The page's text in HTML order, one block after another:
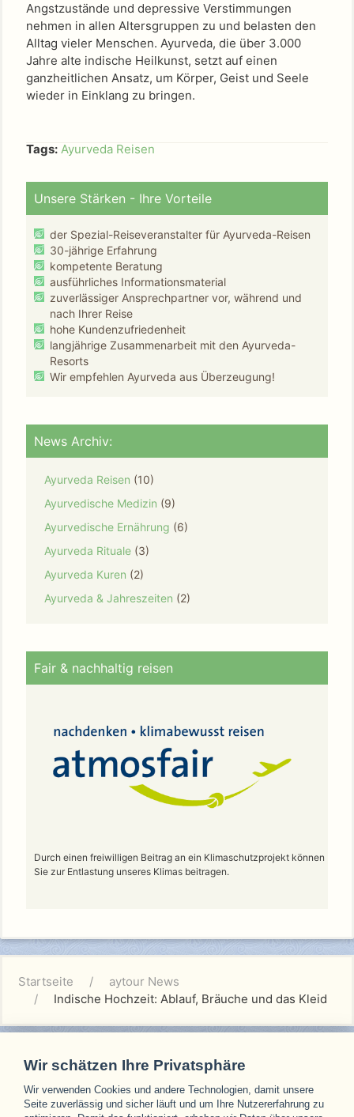
Angstzustände und depressive Verstimmungen
nehmen in allen Altersgruppen zu und belasten den
Alltag vieler Menschen. Ayurveda, die über 3.000
Jahre alte indische Heilkunst, setzt auf einen
ganzheitlichen Ansatz, um Körper, Geist und Seele
wieder in Einklang zu bringen.
Tags: Ayurveda Reisen
Unsere Stärken - Ihre Vorteile
der Spezial-Reiseveranstalter für Ayurveda-Reisen
30-jährige Erfahrung
kompetente Beratung
ausführliches Informationsmaterial
zuverlässiger Ansprechpartner vor, während und
nach Ihrer Reise
hohe Kundenzufriedenheit
langjährige Zusammenarbeit mit den Ayurveda-
Resorts
Wir empfehlen Ayurveda aus Überzeugung!
News Archiv:
Ayurveda Reisen (10)
Ayurvedische Medizin (9)
Ayurvedische Ernährung (6)
Ayurveda Rituale (3)
Ayurveda Kuren (2)
Ayurveda & Jahreszeiten (2)
Fair & nachhaltig reisen
Durch einen freiwilligen Beitrag an ein Klimaschutzprojekt können
Sie zur Entlastung unseres Klimas beitragen.
Startseite
aytour News
Indische Hochzeit: Ablauf, Bräuche und das Kleid
Unsere Partner
Wir schätzen Ihre Privatsphäre
Wir verwenden Cookies und andere Technologien, damit unsere
Seite zuverlässig und sicher läuft und um Ihre Nutzererfahrung zu